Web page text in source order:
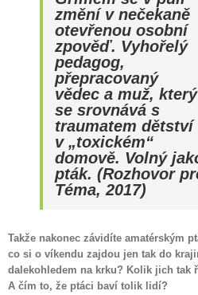
změní v nečekaně
otevřenou osobní
zpověď. Vyhořelý
pedagog,
přepracovaný
vědec a muž, který
se srovnává s
traumatem dětství
v „toxickém“
domově. Volný
pták. (Rozhovor
Téma, 2017)
Takže nakonec závidíte amatérským
co si o víkendu zajdou jen tak do
dalekohledem na krku? Kolik jich tak
A čím to, že ptáci baví tolik lidí?